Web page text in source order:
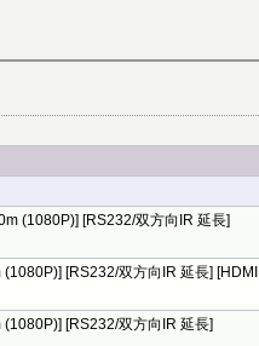
(1080P)] [RS232/双方向IR 延長]
[RS232/双方向IR 延長] [HDMI
[RS232/双方向IR 延長]